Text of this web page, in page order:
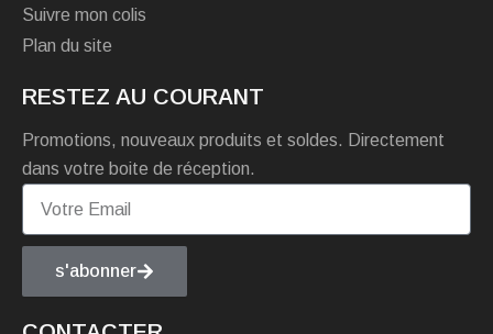
Suivre mon colis
Plan du site
RESTEZ AU COURANT
Promotions, nouveaux produits et soldes. Directement
dans votre boite de réception.
s'abonner